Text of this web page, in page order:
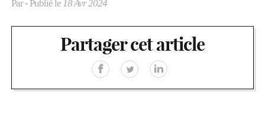
Par- Publié le 18 Avr 2024
Partager cet article